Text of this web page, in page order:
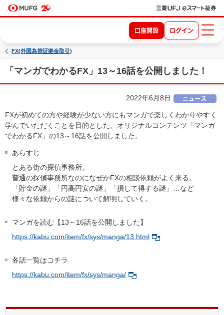
口座開設 ログイン
FX(外国為替証拠金取引)
「マンガでわかるFX」13～16話を公開しました！
2022年6月8日
FXが初めての方や経験が少ない方にもマンガで楽しくわかりやすく
学んでいただくことを目的とした、オリジナルコンテンツ「マンガ
でわかるFX」の13～16話を公開しました。
あらすじ
とある街の探偵事務所。
普通の探偵事務所なのになぜかFXの相談依頼がよく来る。
「貯金の謎」「円高円安の謎」「損して得する謎」…など
様々な依頼からの謎について解明していく。
マンガを読む【13～16話を公開しました】
https://kabu.com/item/fx/sys/manga/13.html
各話一覧はコチラ
https://kabu.com/item/fx/sys/manga/